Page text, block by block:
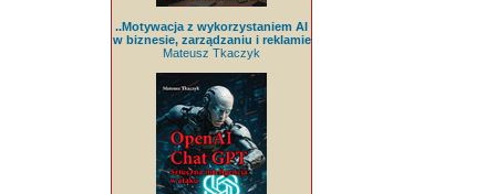
..Motywacja z wykorzystaniem AI
w biznesie, zarządzaniu i reklamie
Mateusz Tkaczyk